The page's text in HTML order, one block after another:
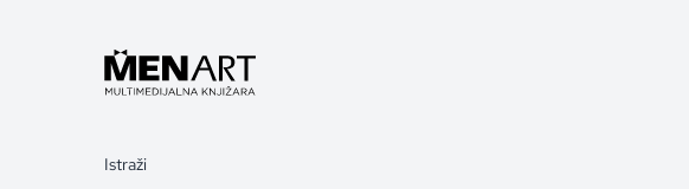
Istraži